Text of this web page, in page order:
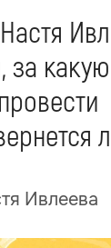
за
Ивлеева